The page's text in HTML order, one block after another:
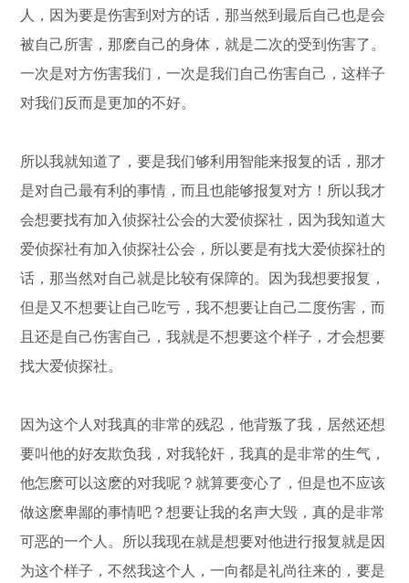
人，因为要是伤害到对方的话，那当然到最后自己也是会
被自己所害，那麽自己的身体，就是二次的受到伤害了。
一次是对方伤害我们，一次是我们自己伤害自己，这样子
对我们反而是更加的不好。
所以我就知道了，要是我们够利用智能来报复的话，那才
是对自己最有利的事情，而且也能够报复对方！所以我才
会想要找有加入侦探社公会的大爱侦探社，因为我知道大
爱侦探社有加入侦探社公会，所以要是有找大爱侦探社的
话，那当然对自己就是比较有保障的。因为我想要报复，
但是又不想要让自己吃亏，我不想要让自己二度伤害，而
且还是自己伤害自己，我就是不想要这个样子，才会想要
找大爱侦探社。
因为这个人对我真的非常的残忍，他背叛了我，居然还想
要叫他的好友欺负我，对我轮奸，我真的是非常的生气，
他怎麽可以这麽的对我呢？就算要变心了，但是也不应该
做这麽卑鄙的事情吧？想要让我的名声大毁，真的是非常
可恶的一个人。所以我现在就是想要对他进行报复就是因
为这个样子，不然我这个人，一向都是礼尚往来的，要是